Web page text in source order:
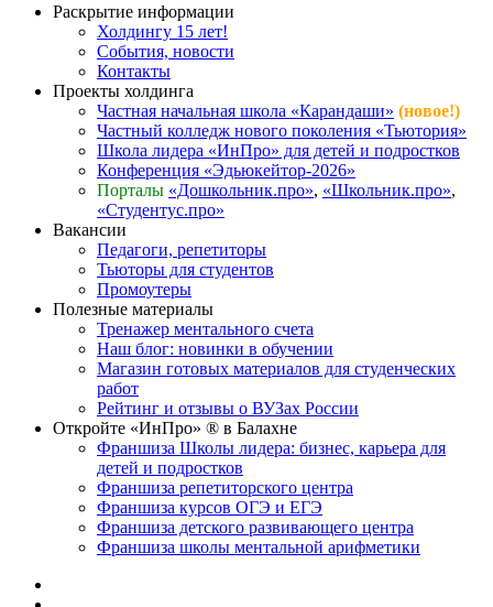
Раскрытие информации
Холдингу 15 лет!
События, новости
Контакты
Проекты холдинга
Частная начальная школа «Карандаши» (новое!)
Частный колледж нового поколения «Тьютория»
Школа лидера «ИнПро» для детей и подростков
Конференция «Эдьюкейтор-2026»
Порталы «Дошкольник.про», «Школьник.про»,
«Студентус.про»
Вакансии
Педагоги, репетиторы
Тьюторы для студентов
Промоутеры
Полезные материалы
Тренажер ментального счета
Наш блог: новинки в обучении
Магазин готовых материалов для студенческих
работ
Рейтинг и отзывы о ВУЗах России
Откройте «ИнПро» ® в Балахне
Франшиза Школы лидера: бизнес, карьера для
детей и подростков
Франшиза репетиторского центра
Франшиза курсов ОГЭ и ЕГЭ
Франшиза детского развивающего центра
Франшиза школы ментальной арифметики